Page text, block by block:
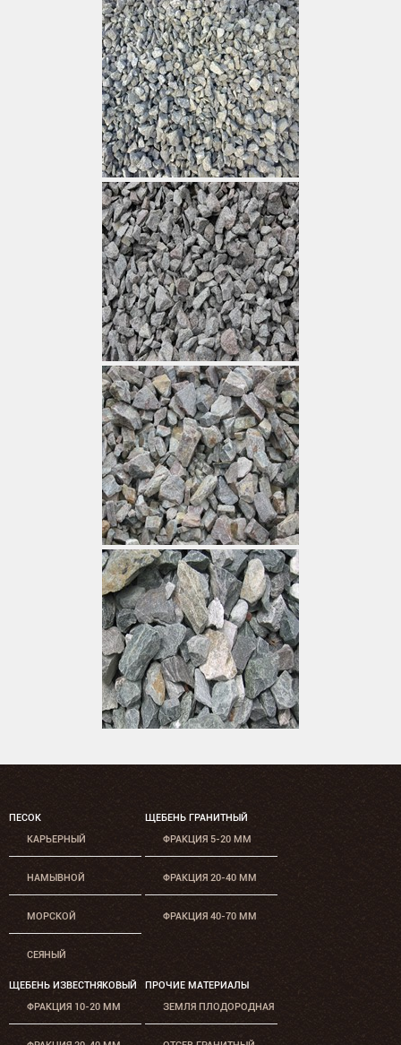
ПЕСОК
КАРЬЕРНЫЙ
НАМЫВНОЙ
МОРСКОЙ
СЕЯНЫЙ
ЩЕБЕНЬ ГРАНИТНЫЙ
ФРАКЦИЯ 5-20 ММ
ФРАКЦИЯ 20-40 ММ
ФРАКЦИЯ 40-70 ММ
ЩЕБЕНЬ ИЗВЕСТНЯКОВЫЙ
ФРАКЦИЯ 10-20 ММ
ПРОЧИЕ МАТЕРИАЛЫ
ЗЕМЛЯ ПЛОДОРОДНАЯ